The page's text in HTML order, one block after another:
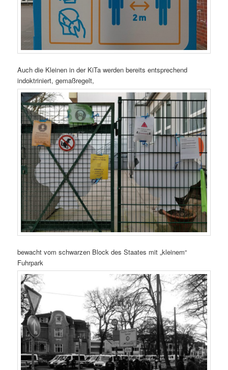
Auch die Kleinen in der KiTa werden bereits entsprechend
indoktriniert, gemaßregelt,
bewacht vom schwarzen Block des Staates mit „kleinem“
Fuhrpark